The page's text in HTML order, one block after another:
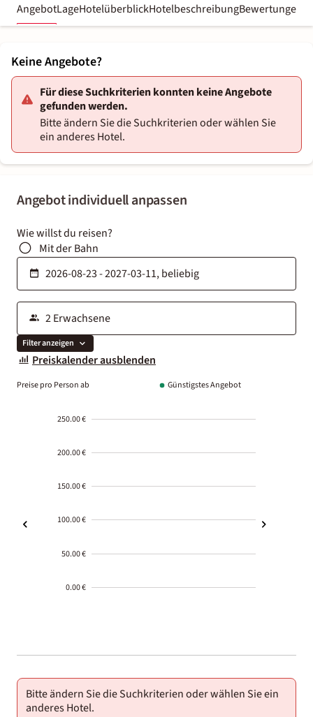
AngebotLageHotelüberblickHotelbeschreibungBewertungen
Angebot individuell anpassen
Wie willst du reisen?
Mit der Bahn
Filter anzeigen
Preiskalender ausblenden
Preise pro Person ab Günstigstes Angebot
250.00 €
200.00 €
150.00 €
100.00 €
50.00 €
0.00 €
01-02
Bitte ändern Sie die Suchkriterien oder wählen Sie ein
anderes Hotel.
Keine Angebote?
Für diese Suchkriterien konnten keine Angebote
gefunden werden.
Bitte ändern Sie die Suchkriterien oder wählen Sie
ein anderes Hotel.